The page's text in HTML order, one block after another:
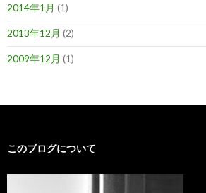
2014年1月 (1)
2013年12月 (2)
2009年12月 (1)
このブログについて